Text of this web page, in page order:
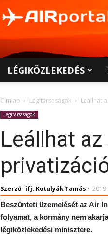
LÉGIKÖZLEKEDÉS
Címlap Légitársaságok Leállhat
Légitársaságok
Leállhat
Szerző: ifj. Kotulyák Tamás -
Beszünteti üzemelését az Air
folyamat, a kormány nem
légiközlekedési minisztere.